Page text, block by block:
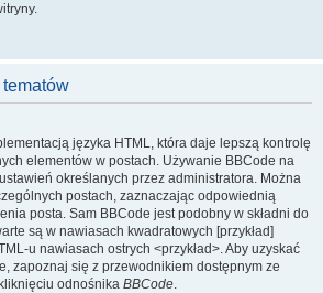
języka HTML, która daje lepszą kontrolę
elementów w postach. Używanie BBCode na
określanych przez administratora. Można
postach, zaznaczając odpowiednią
posta. Sam BBCode jest podobny w składni do
są w nawiasach kwadratowych [przykład]
u nawiasach ostrych <przykład>. Aby uzyskać
zapoznaj się z przewodnikiem dostępnym ze
odnośnika BBCode.